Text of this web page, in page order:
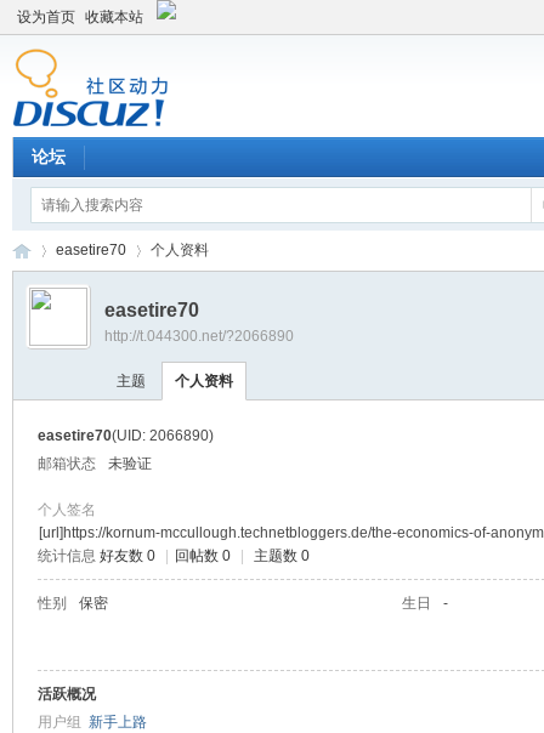
设为首页 收藏本站
论坛
›
easetire70 个人资料
easetire70
http://t.044300.net/?2066890
主题 个人资料
easetire70(UID: 2066890)
邮箱状态
未验证
个人签名
[url]https://kornum-mccullough.technetbloggers.de/the-economics-of-
统计信息 好友数 0 回帖数 0 主题数 0
性别 保密 生日 -
活跃概况
用户组 新手上路